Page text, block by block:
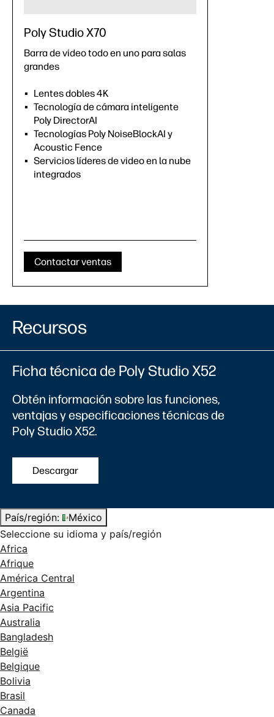
Poly Studio X70
Barra de video todo en uno para salas
grandes
Lentes dobles 4K
Tecnología de cámara inteligente
Poly DirectorAI
Tecnologías Poly NoiseBlockAI y
Acoustic Fence
Servicios líderes de video en la nube
integrados
Contactar ventas
Recursos
Ficha técnica de Poly Studio X52
Obtén información sobre las funciones,
ventajas y especificaciones técnicas de
Poly Studio X52.
Descargar
País/región:
México
Seleccione su idioma y país/región
Africa
Afrique
América Central
Argentina
Asia Pacific
Australia
Bangladesh
België
Belgique
Bolivia
Brasil
Canada